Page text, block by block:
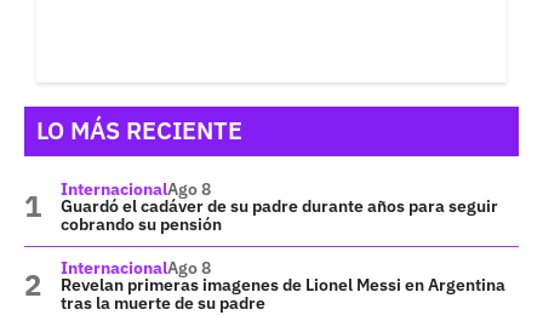
LO MÁS RECIENTE
InternacionalAgo 8
Guardó el cadáver de su padre durante años para seguir
cobrando su pensión
InternacionalAgo 8
Revelan primeras imagenes de Lionel Messi en Argentina
tras la muerte de su padre